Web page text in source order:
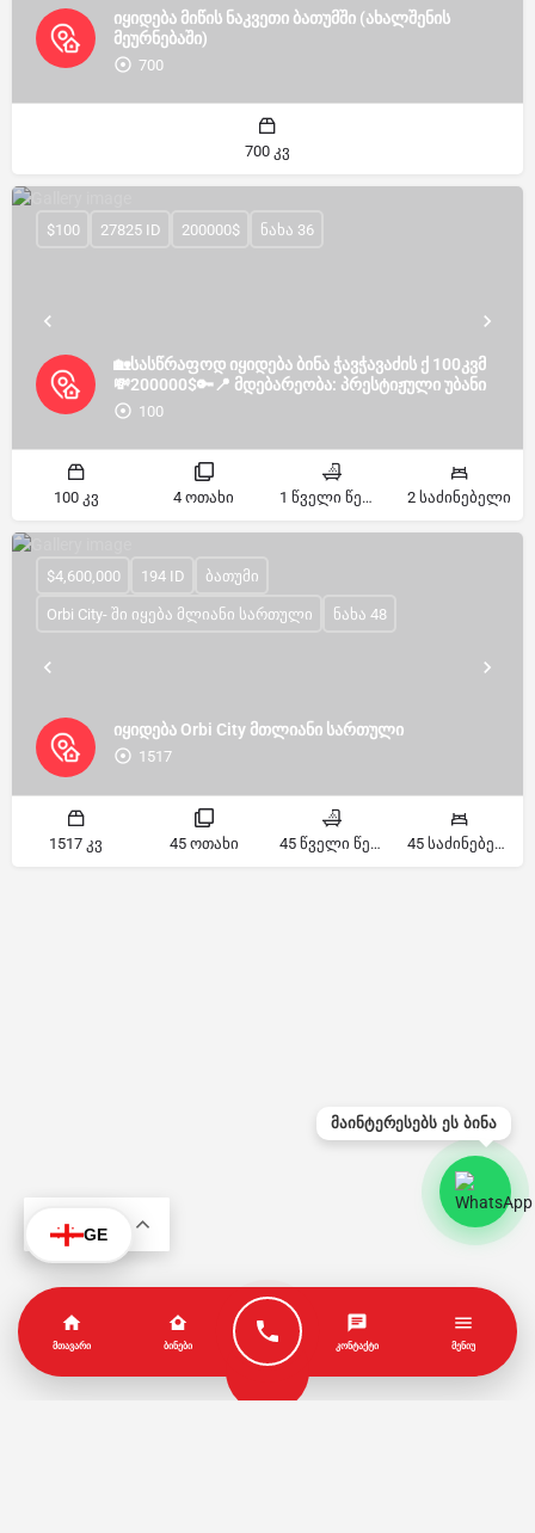
იყიდება მიწის ნაკვეთი ბათუმში (ახალშენის
მეურნებაში)
700
700 კვ
🏡სასწრაფოდ იყიდება ბინა ჭავჭავაძის ქ 100კვმ
💸200000$🔑📍 მდებარეობა: პრესტიჟული უბანი
100
$100 27825 ID 200000$ ნახა 36
100 კვ 4 ოთახი 1 წველი წერტილი 2 საძინებელი
იყიდება Orbi City მთლიანი სართული
1517
$4,600,000 194 ID ბათუმი
Orbi City- ში იყება მლიანი სართული ნახა 48
1517 კვ 45 ოთახი 45 წველი წერტილი 45 საძინებელი
GE
ᲛᲗᲐᲕᲐᲠᲘ ᲑᲘᲜᲔᲑᲘ ᲙᲝᲜᲢᲐᲥᲢᲘ ᲛᲔᲜᲘᲣ
KA
მაინტერესებს ეს ბინა